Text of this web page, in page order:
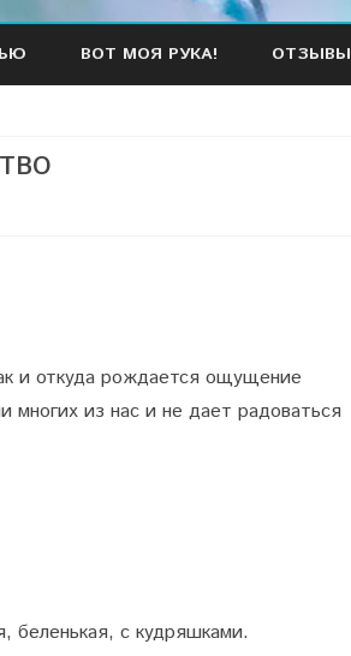
Наверх
ВОТ МОЯ РУКА! ОТЗЫВЫ
и откуда рождается ощущение
многих из нас и не дает радоваться
беленькая, с кудряшками.